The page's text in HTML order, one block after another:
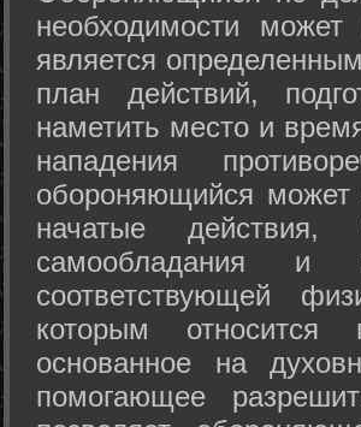
необходимости может
является
план действий,
наметить место и
нападения
обороняющийся может
начатые
самообладания и
соответствующей
которым относится
основанное на
помогающее